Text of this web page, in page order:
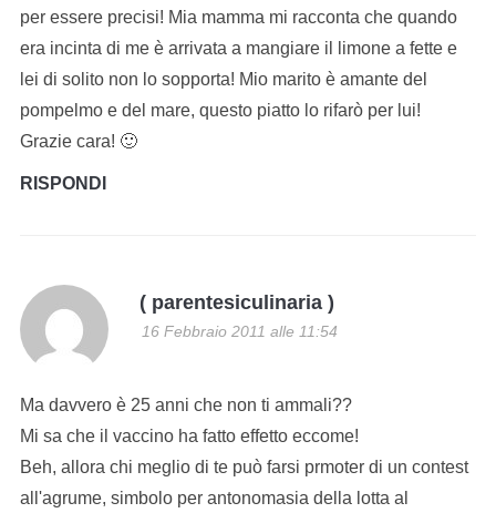
per essere precisi! Mia mamma mi racconta che quando
era incinta di me è arrivata a mangiare il limone a fette e
lei di solito non lo sopporta! Mio marito è amante del
pompelmo e del mare, questo piatto lo rifarò per lui!
Grazie cara! 🙂
RISPONDI
( parentesiculinaria )
16 Febbraio 2011 alle 11:54
Ma davvero è 25 anni che non ti ammali??
Mi sa che il vaccino ha fatto effetto eccome!
Beh, allora chi meglio di te può farsi prmoter di un contest
all'agrume, simbolo per antonomasia della lotta al